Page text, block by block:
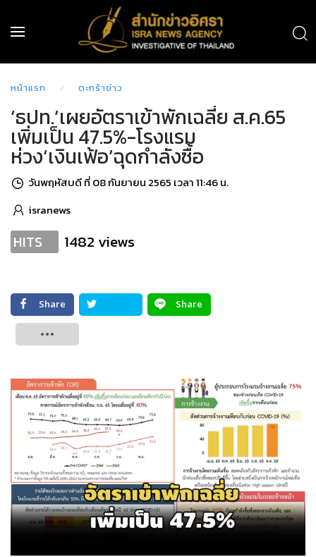
หน้าแรก ตะกร้าข่าว
‘ธปท.’เผยอัตราเข้าพักเฉลี่ย ส.ค.65
เพิ่มเป็น 47.5%-โรงแรม
ห่วง‘เงินเฟ้อ’ฉุดกำลังซื้อ
วันพฤหัสบดี ที่ 08 กันยายน 2565 เวลา 11:46 น.
isranews
HITS 1482 views
Share
Share